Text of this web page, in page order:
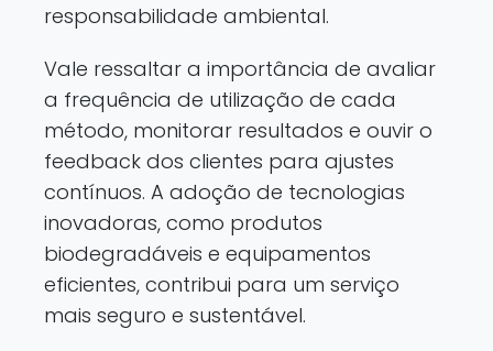
responsabilidade ambiental.
Vale ressaltar a importância de avaliar
a frequência de utilização de cada
método, monitorar resultados e ouvir o
feedback dos clientes para ajustes
contínuos. A adoção de tecnologias
inovadoras, como produtos
biodegradáveis e equipamentos
eficientes, contribui para um serviço
mais seguro e sustentável.